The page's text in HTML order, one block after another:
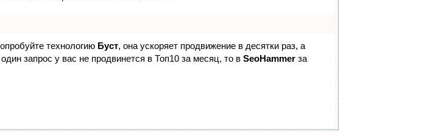
технологию Буст, она ускоряет продвижение в десятки раз, а
запрос у вас не продвинется в Топ10 за месяц, то в SeoHammer за